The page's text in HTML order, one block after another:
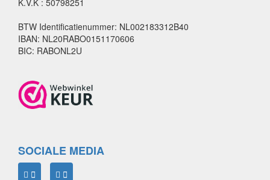
K.V.K : 50798251
BTW Identificatienummer: NL002183312B40
IBAN: NL20RABO0151170606
BIC: RABONL2U
SOCIALE MEDIA